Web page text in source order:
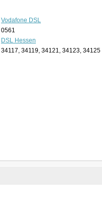
Vodafone DSL
0561
DSL Hessen
34117, 34119, 34121, 34123, 34125